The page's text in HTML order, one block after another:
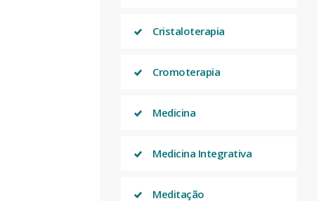
Cristaloterapia
Cromoterapia
Medicina
Medicina Integrativa
Meditação